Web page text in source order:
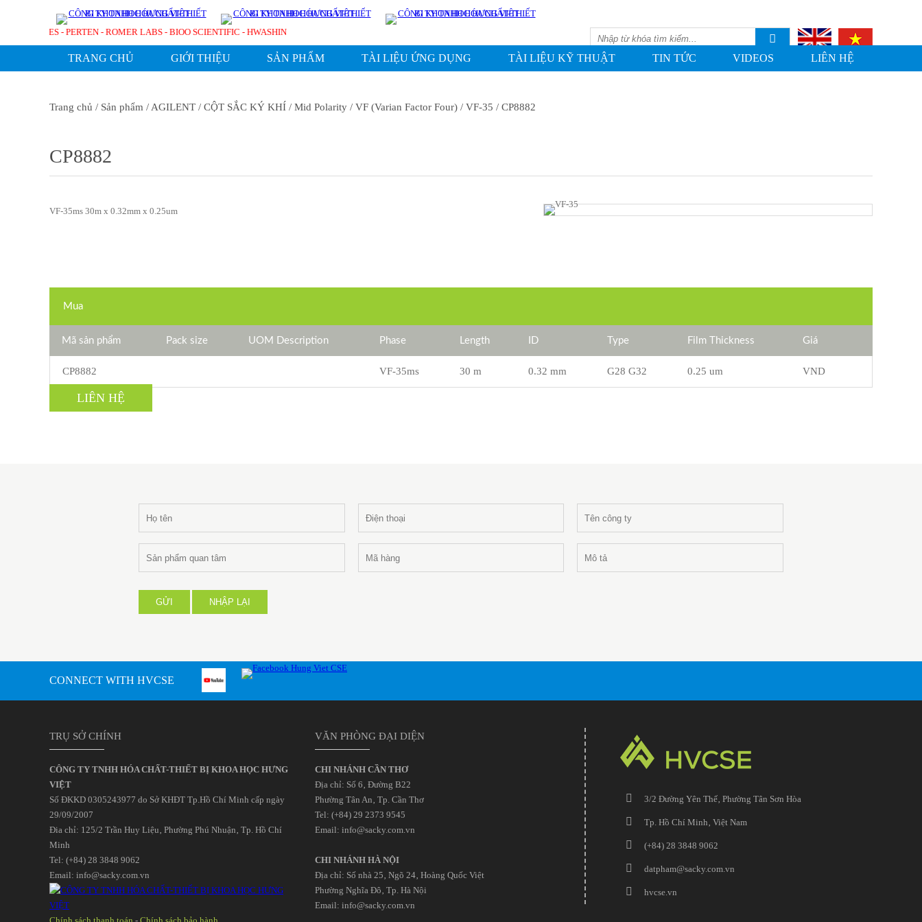
- PERTEN - ROMER LABS - BIOO SCIENTIFIC - HWASHIN
TRANG CHỦ GIỚI THIỆU SẢN PHẨM TÀI LIỆU ỨNG DỤNG TÀI LIỆU KỸ THUẬT TIN TỨC VIDEOS LIÊN HỆ
Trang chủ / Sản phẩm / AGILENT / CỘT SẮC KÝ KHÍ / Mid Polarity / VF (Varian Factor Four) / VF-35 / CP8882
CP8882
VF-35ms 30m x 0.32mm x 0.25um
Mua
Mã sản phẩm Pack size UOM Description Phase Length ID Type Film Thickness Giá
CP8882 VF-35ms 30 m 0.32 mm G28 G32 0.25 um VND
LIÊN HỆ
GỬI NHẬP LẠI
CONNECT WITH HVCSE
TRỤ SỞ CHÍNH
CÔNG TY TNHH HÓA CHẤT-THIẾT BỊ KHOA HỌC HƯNG
VIỆT
Số ĐKKD 0305243977 do Sở KHĐT Tp.Hồ Chí Minh cấp ngày
29/09/2007
Đia chỉ: 125/2 Trần Huy Liệu‚ Phường Phú Nhuận‚ Tp. Hồ Chí
Minh
Tel: (+84) 28 3848 9062
Email: info@sacky.com.vn
VĂN PHÒNG ĐẠI DIỆN
CHI NHÁNH CẦN THƠ
Địa chỉ: Số 6‚ Đường B22
Phường Tân An‚ Tp. Cần Thơ
Tel: (+84) 29 2373 9545
Email: info@sacky.com.vn
CHI NHÁNH HÀ NỘI
Địa chỉ: Số nhà 25‚ Ngõ 24‚ Hoàng Quốc Việt
Phường Nghĩa Đô‚ Tp. Hà Nội
Email: info@sacky.com.vn
3/2 Đường Yên Thế‚ Phường Tân Sơn Hòa
Tp. Hồ Chí Minh‚ Việt Nam
(+84) 28 3848 9062
datpham@sacky.com.vn
hvcse.vn